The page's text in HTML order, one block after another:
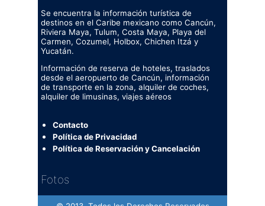
Se encuentra la información turística de
destinos en el Caribe mexicano como Cancún,
Riviera Maya, Tulum, Costa Maya, Playa del
Carmen, Cozumel, Holbox, Chichen Itzá y
Yucatán.
Información de reserva de hoteles, traslados
desde el aeropuerto de Cancún, información
de transporte en la zona, alquiler de coches,
alquiler de limusinas, viajes aéreos
Contacto
Política de Privacidad
Política de Reservación y Cancelación
Fotos